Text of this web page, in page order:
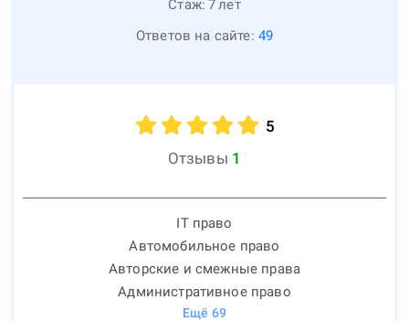
Стаж: 7лет
Ответов на сайте: 49
5
Отзывы 1
IT право
Автомобильное право
Авторские и смежные права
Административное право
Ещё 69